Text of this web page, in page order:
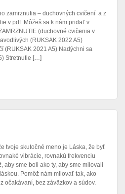
zamrznutia – duchovných cvičení a z
v pdf. Môžeš sa k nám pridať v
(duchovné cvičenia v
(RUKSAK 2022 A5)
(RUKSAK 2021 A5) Nadýchni sa
Stretnutie […]
tvoje skutočné meno je Láska, že byť
vibrácie, rovnakú frekvenciu
sme boli ako ty, aby sme milovali
Pomôž nám milovať tak, ako
očakávaní, bez záväzkov a súdov.